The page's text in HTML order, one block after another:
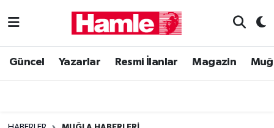
Güncel Yazarlar Resmi İlanlar Magazin
Güncel
Muğla Nöbetçi Eczaneler